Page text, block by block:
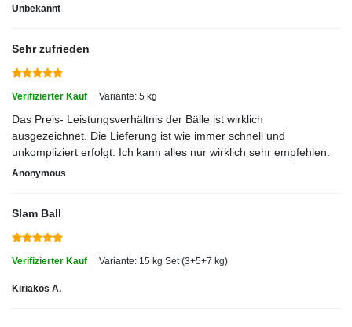
Unbekannt
Sehr zufrieden
Verifizierter Kauf Variante: 5 kg
Das Preis- Leistungsverhältnis der Bälle ist wirklich
ausgezeichnet. Die Lieferung ist wie immer schnell und
unkompliziert erfolgt. Ich kann alles nur wirklich sehr empfehlen.
Anonymous
Slam Ball
Verifizierter Kauf Variante: 15 kg Set (3+5+7 kg)
Kiriakos A.